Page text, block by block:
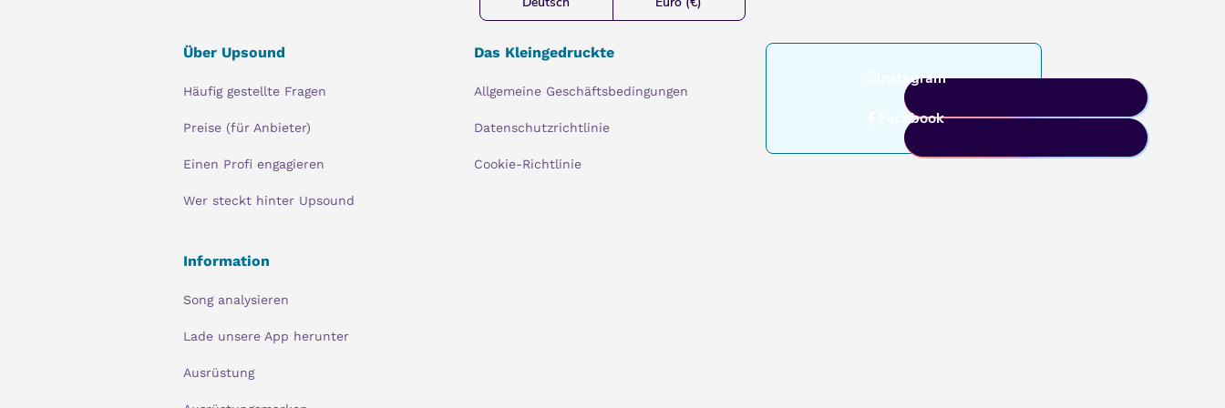
Über Upsound
Häufig gestellte Fragen
Preise (für Anbieter)
Einen Profi engagieren
Wer steckt hinter Upsound
Das Kleingedruckte
Allgemeine Geschäftsbedingungen
Datenschutzrichtlinie
Cookie-Richtlinie
Instagram
Facebook
Information
Song analysieren
Lade unsere App herunter
Ausrüstung